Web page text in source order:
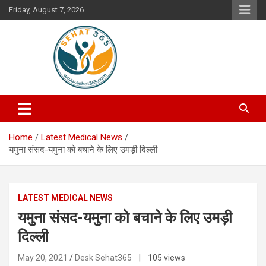
Skip
to
Friday, August 7, 2026
Sehat365
Your's Complete Health Guide
Home
Latest Medical News
यमुना संसद-यमुना को बचाने के लिए उमड़ी दिल्ली
LATEST MEDICAL NEWS
यमुना संसद-यमुना को बचाने के लिए उमड़ी
दिल्ली
May 20, 2021 Desk Sehat365 | 105 views